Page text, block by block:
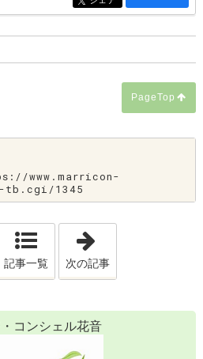
PageTop
www.marricon-
tb.cgi/1345
「❓ 結婚相談所ってなに ❓」
記事一覧 次の記事
コンシェル花音